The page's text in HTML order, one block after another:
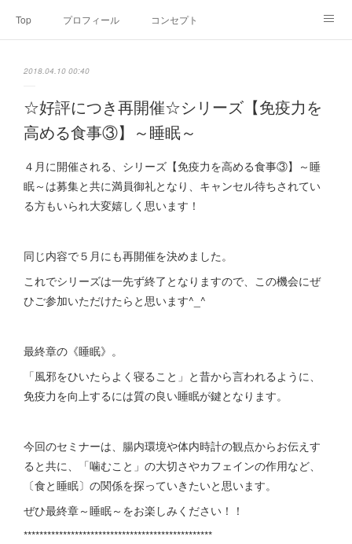
Top プロフィール コンセプト
SNS
2018.04.10 00:40
☆好評につき再開催☆シリーズ【免疫力を
高める食事③】～睡眠～
４月に開催される、シリーズ【免疫力を高める食事③】～睡
眠～は募集と共に満員御礼となり、キャンセル待ちされてい
る方もいられ大変嬉しく思います！
同じ内容で５月にも再開催を決めました。
これでシリーズは一先ず終了となりますので、この機会にぜ
ひご参加いただけたらと思います^_^
最終章の《睡眠》。
「風邪をひいたらよく寝ること」と昔から言われるように、
免疫力を向上するには質の良い睡眠が鍵となります。
今回のセミナーは、腸内環境や体内時計の観点からお伝えす
ると共に、「噛むこと」の大切さやカフェインの作用など、
〔食と睡眠〕の関係を探っていきたいと思います。
ぜひ最終章～睡眠～をお楽しみください！！
************************************************